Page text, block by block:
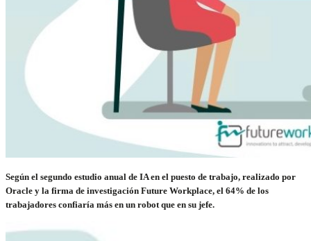
Según el segundo estudio anual de IA en el puesto de trabajo, realizado por
Oracle y la firma de investigación Future Workplace, el 64% de los
trabajadores confiaría más en un robot que en su jefe.